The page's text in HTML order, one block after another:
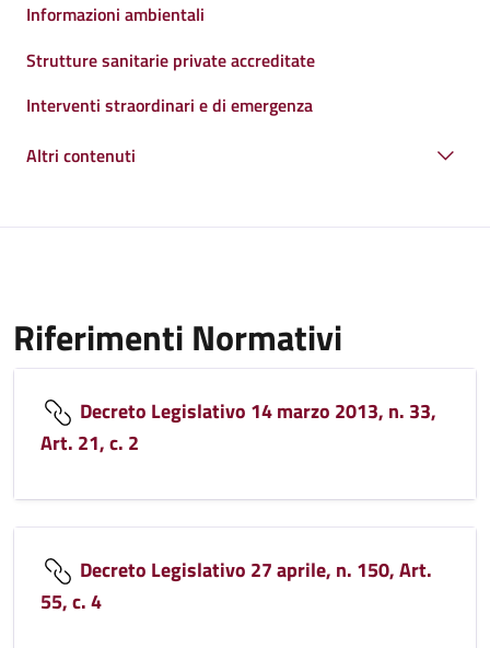
Informazioni ambientali
Strutture sanitarie private accreditate
Interventi straordinari e di emergenza
Altri contenuti
Riferimenti Normativi
Decreto Legislativo 14 marzo 2013, n. 33,
Art. 21, c. 2
Decreto Legislativo 27 aprile, n. 150, Art.
55, c. 4